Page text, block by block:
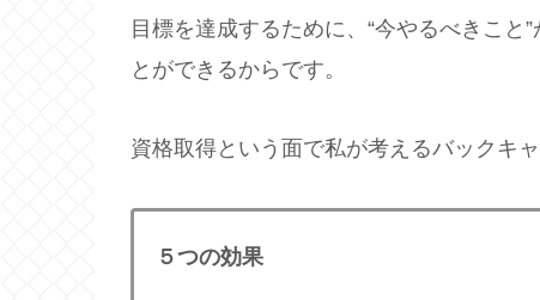
目標を達成するために、“今やるべきこ
とができるからです。
資格取得という面で私が考えるバックキ
５つの効果